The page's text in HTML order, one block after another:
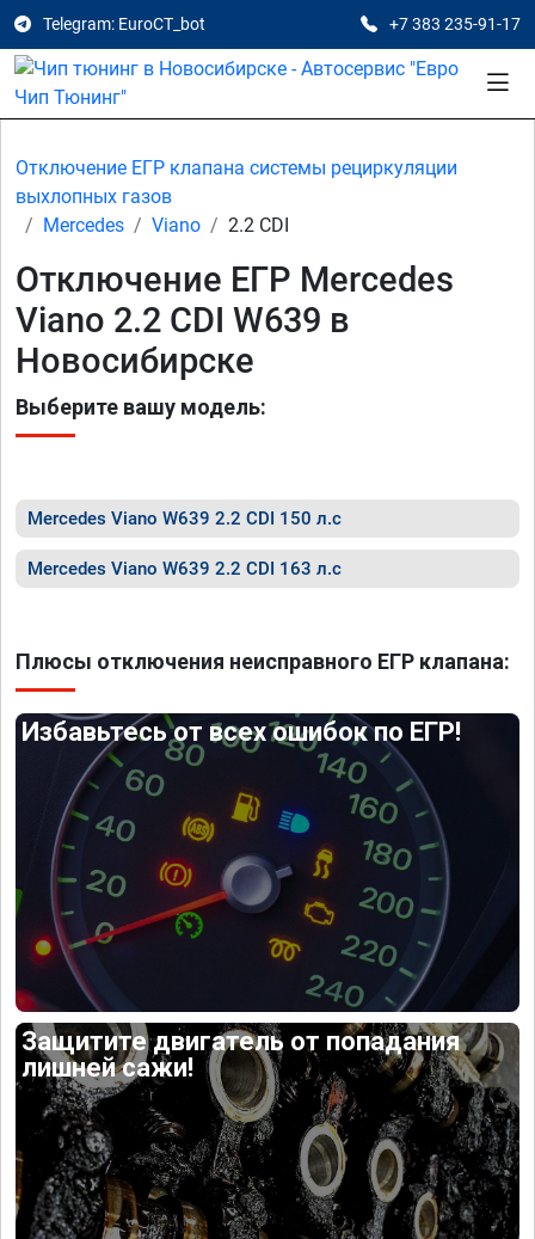
Telegram: EuroCT_bot +7 383 235-91-17
Отключение ЕГР клапана системы рециркуляции
выхлопных газов
Mercedes
Viano 2.2 CDI
Отключение ЕГР Mercedes
Viano 2.2 CDI W639 в
Новосибирске
Выберите вашу модель:
Mercedes Viano W639 2.2 CDI 150 л.с
Mercedes Viano W639 2.2 CDI 163 л.с
Плюсы отключения неисправного ЕГР клапана:
Избавьтесь от всех ошибок по ЕГР!
Защитите двигатель от попадания
лишней сажи!